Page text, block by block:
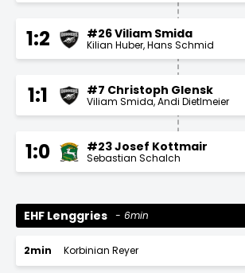
1:2 #26 Viliam Smida
Kilian Huber Hans Schmid
1:1 #7 Christoph Glensk
Viliam Smida Andi Dietlmeier
1:0 #23 Josef Kottmair
Sebastian Schalch
EHF Lenggries 6min
2min Korbinian Reyer